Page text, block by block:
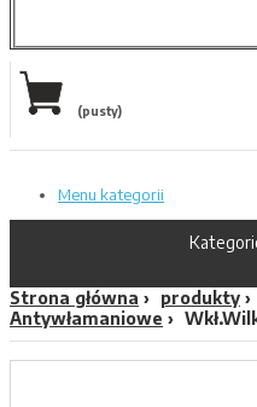
(pusty)
Menu kategorii
Strona główna produkty
Antywłamaniowe